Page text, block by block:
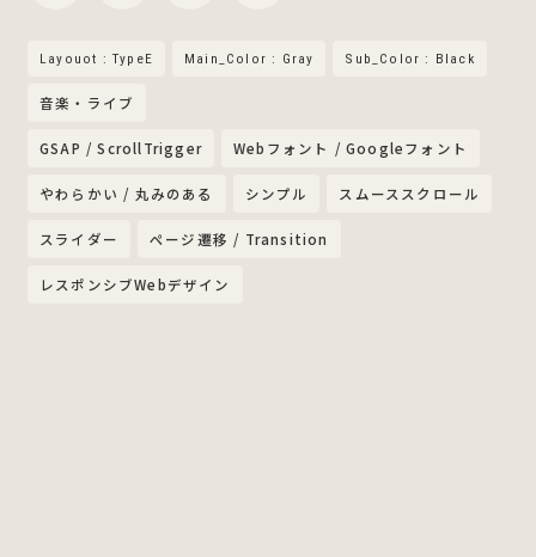
Layouot : TypeE Main_Color : Gray Sub_Color : Black
音楽・ライブ
GSAP / ScrollTrigger Webフォント / Googleフォント
やわらかい / 丸みのある シンプル スムーススクロール
スライダー ページ遷移 / Transition
レスポンシブWebデザイン